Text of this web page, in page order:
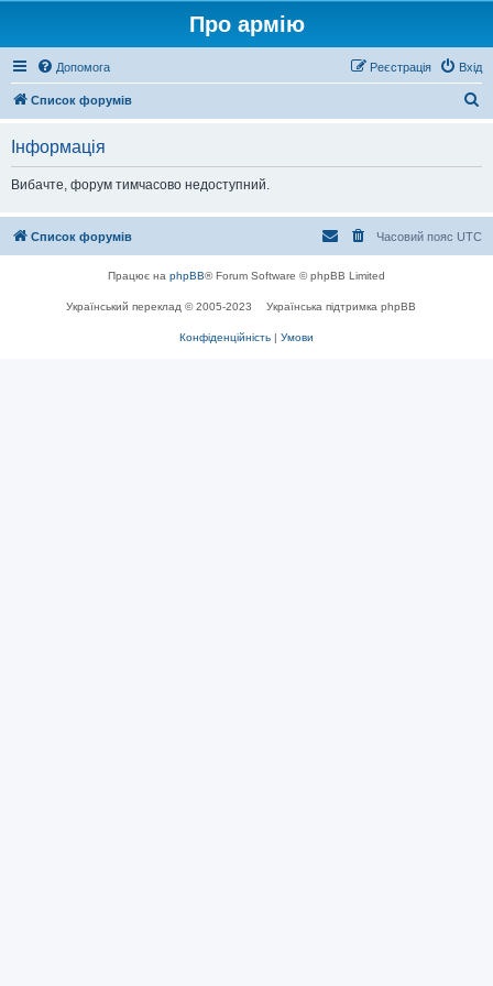
Про армію
Допомога Вхід
Реєстрація
Список форумів
Інформація
Вибачте, форум тимчасово недоступний.
Список форумів Часовий пояс UTC
Працює на phpBB® Forum Software © phpBB Limited
Український переклад © 2005-2023 Українська підтримка phpBB
Конфіденційність | Умови